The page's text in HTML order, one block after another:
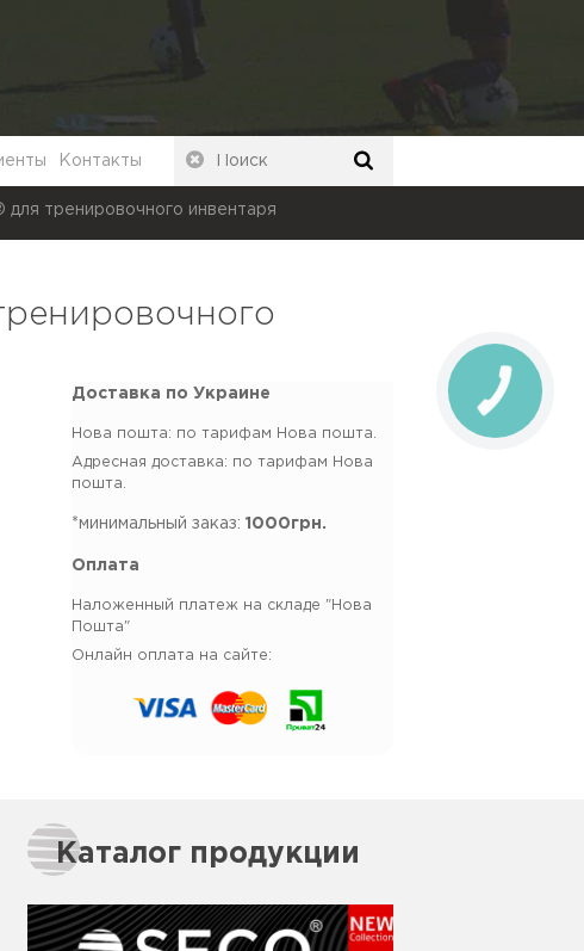
Контакты
для тренировочного инвентаря
Доставка по Украине
Нова пошта: по тарифам Нова пошта.
Адресная доставка: по тарифам Нова
пошта.
*минимальный заказ: 1000грн.
Оплата
Наложенный платеж на складе "Нова
Пошта"
Онлайн оплата на сайте:
Каталог продукции